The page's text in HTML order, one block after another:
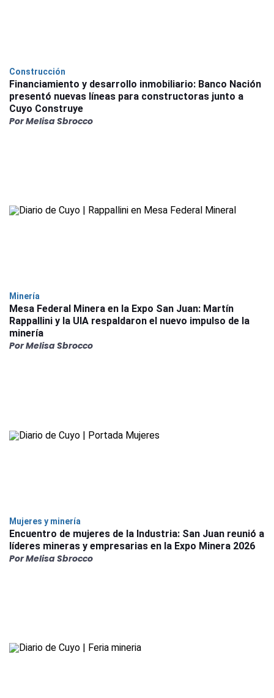
Construcción
Financiamiento y desarrollo inmobiliario: Banco Nación
presentó nuevas líneas para constructoras junto a
Cuyo Construye
Por Melisa Sbrocco
Minería
Mesa Federal Minera en la Expo San Juan: Martín
Rappallini y la UIA respaldaron el nuevo impulso de la
minería
Por Melisa Sbrocco
Mujeres y minería
Encuentro de mujeres de la Industria: San Juan reunió a
líderes mineras y empresarias en la Expo Minera 2026
Por Melisa Sbrocco